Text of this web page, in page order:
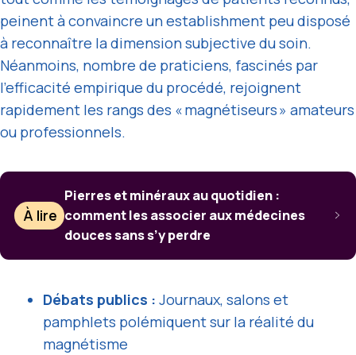
peinent à convaincre un establishment peu disposé
à reconnaître la dimension subjective du soin.
Néanmoins, nombre de praticiens, fascinés par
l’efficacité empirique du procédé, rejoignent
rapidement les rangs des « magnétiseurs » amateurs
ou professionnels.
À lire
Pierres et minéraux au quotidien :
comment les associer aux médecines
douces sans s’y perdre
Débats publics : Journaux, salons et
pamphlets polémiquent sur la réalité du
magnétisme